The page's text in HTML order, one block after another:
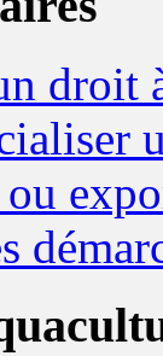
droit